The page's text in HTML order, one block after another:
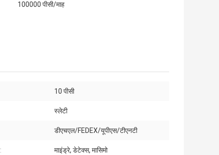
100000 पीसी/माह
10 पीसी
स्लेटी
डीएचएल/FEDEX/यूपीएस/टीएनटी
माइंड्रे, डेटेक्स, मासिमो